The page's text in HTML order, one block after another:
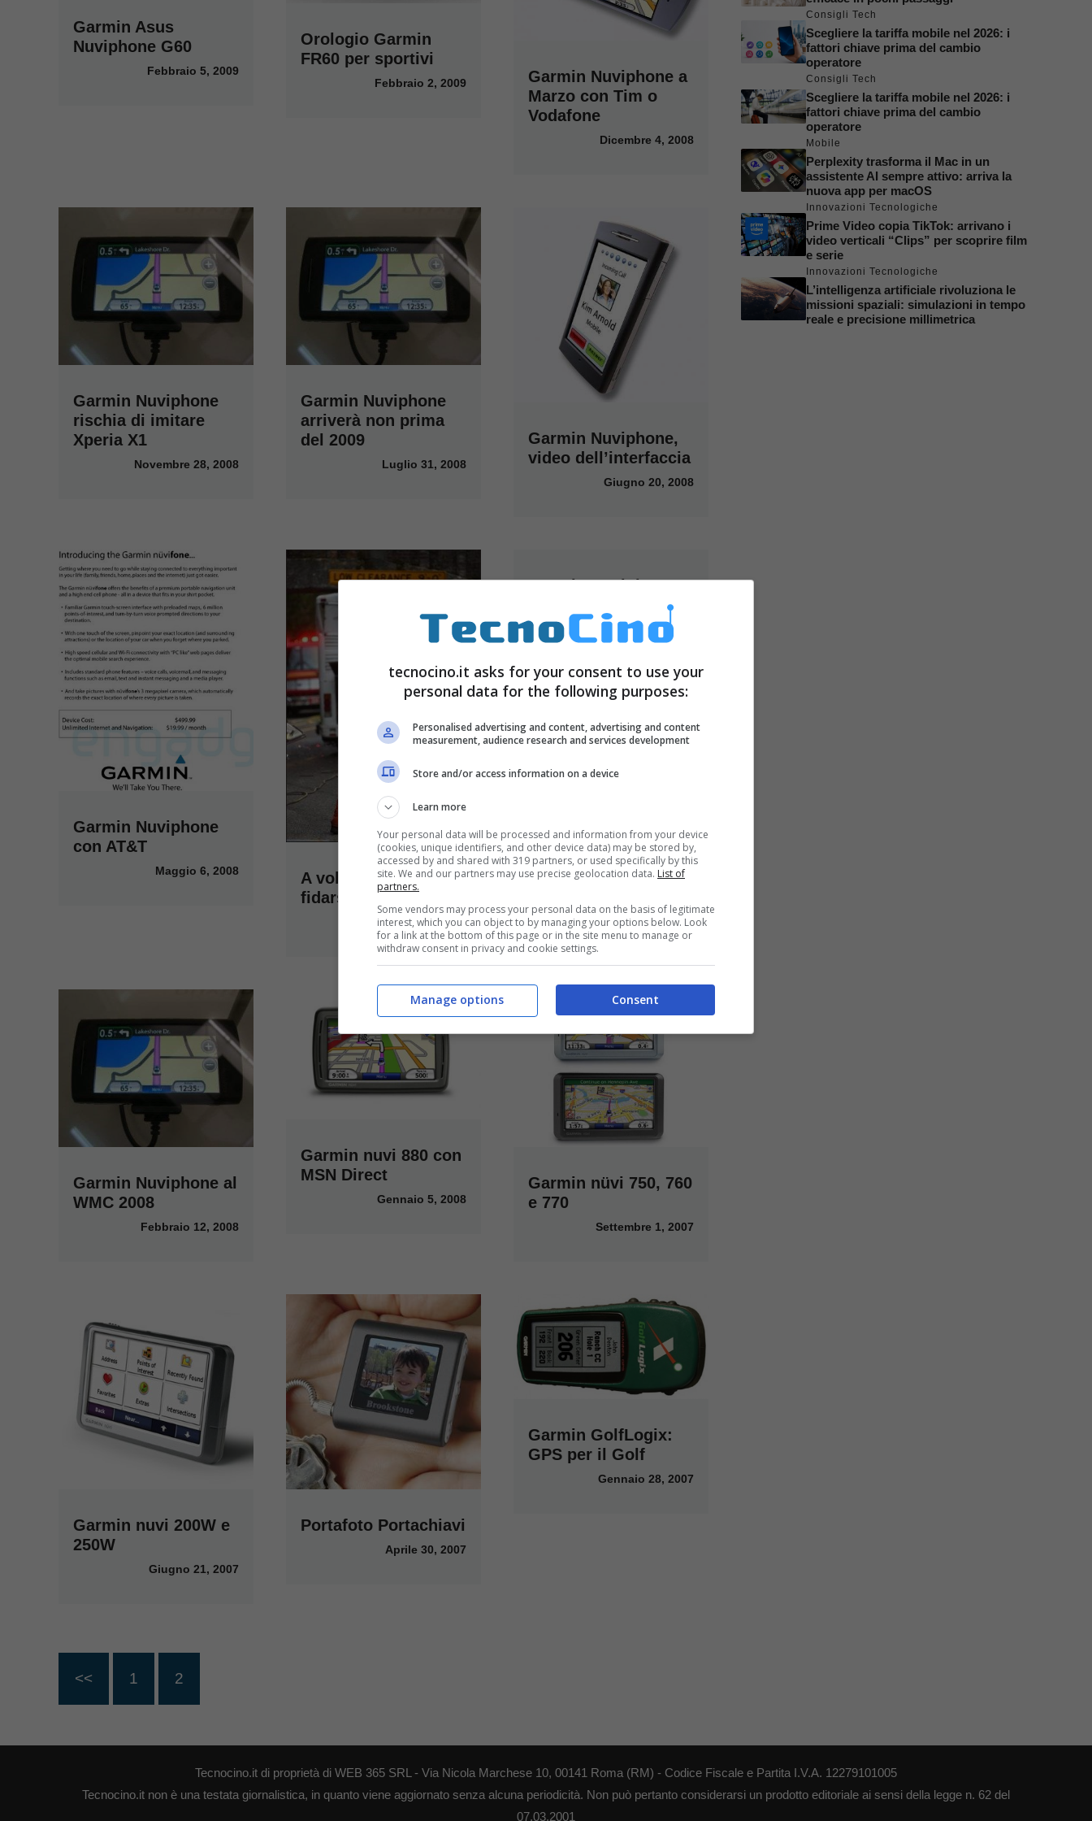
Garmin Asus
Nuviphone G60
Febbraio 5, 2009
Orologio Garmin
FR60 per sportivi
Febbraio 2, 2009
Garmin Nuviphone a
Marzo con Tim o
Vodafone
Dicembre 4, 2008
Garmin Nuviphone
rischia di imitare
Xperia X1
Novembre 28, 2008
Garmin Nuviphone
arriverà non prima
del 2009
Luglio 31, 2008
Garmin Nuviphone,
video dell’interfaccia
Giugno 20, 2008
Garmin Nuviphone
con AT&T
Maggio 6, 2008
A volte è meglio non
fidarsi del GPS
Aprile 18, 2008
Garmin Nuviphone
videorecensione dal
Mobile World
Congress 2008
Febbraio 13, 2008
Garmin Nuviphone al
WMC 2008
Febbraio 12, 2008
Garmin nuvi 880 con
MSN Direct
Gennaio 5, 2008
Garmin nüvi 750, 760
e 770
Settembre 1, 2007
Garmin nuvi 200W e
250W
Giugno 21, 2007
Portafoto Portachiavi
Aprile 30, 2007
Garmin GolfLogix:
GPS per il Golf
Gennaio 28, 2007
<< 1 2
Consigli Tech
Scegliere la tariffa mobile nel 2026: i
fattori chiave prima del cambio
operatore
Consigli Tech
Scegliere la tariffa mobile nel 2026: i
fattori chiave prima del cambio
operatore
Mobile
Perplexity trasforma il Mac in un
assistente AI sempre attivo: arriva la
nuova app per macOS
Innovazioni Tecnologiche
Prime Video copia TikTok: arrivano i
video verticali “Clips” per scoprire film
e serie
Innovazioni Tecnologiche
L’intelligenza artificiale rivoluziona le
missioni spaziali: simulazioni in tempo
reale e precisione millimetrica
Tecnocino.it di proprietà di WEB 365 SRL - Via Nicola Marchese 10, 00141 Roma (RM) - Codice Fiscale e Partita I.V.A. 12279101005
Tecnocino.it non è una testata giornalistica, in quanto viene aggiornato senza alcuna periodicità. Non può pertanto considerarsi un prodotto editoriale ai sensi della legge n. 62 del
07.03.2001
tecnocino.it asks for your consent to use your
personal data for the following purposes:
Personalised advertising and content, advertising and content
measurement, audience research and services development
Store and/or access information on a device
Learn more
Your personal data will be processed and information from your device
(cookies, unique identifiers, and other device data) may be stored by,
accessed by and shared with 319 partners, or used specifically by this
site. We and our partners may use precise geolocation data. List of
partners.
Some vendors may process your personal data on the basis of legitimate
interest, which you can object to by managing your options below. Look
for a link at the bottom of this page or in the site menu to manage or
withdraw consent in privacy and cookie settings.
Consent
Manage options